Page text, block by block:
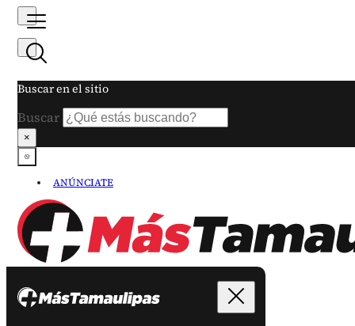
Buscar en el sitio
Buscar
×
ANÚNCIATE